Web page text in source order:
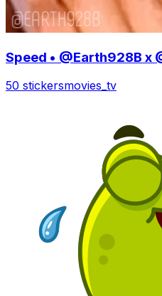
Speed • @Earth928B x
50 stickersmovies_tv